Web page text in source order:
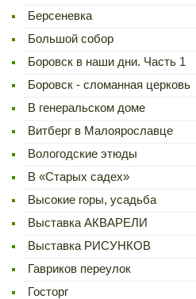
Берсеневка
Большой собор
Боровск в наши дни. Часть 1
Боровск - сломанная церковь
В генеральском доме
Витберг в Малоярославце
Вологодские этюды
В «Старых садех»
Высокие горы, усадьба
Выставка АКВАРЕЛИ
Выставка РИСУНКОВ
Гавриков переулок
Госторг